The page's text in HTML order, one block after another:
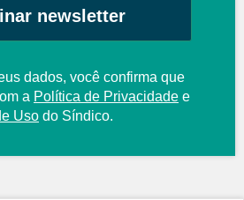
newsletter
dados, você confirma que
a Política de Privacidade e
Uso do Síndico.